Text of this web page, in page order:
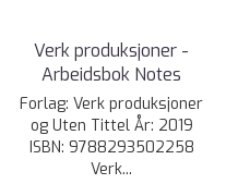
Verk produksjoner -
Arbeidsbok Notes
Forlag: Verk produksjoner
og Uten Tittel År: 2019
ISBN: 9788293502258
Verk...